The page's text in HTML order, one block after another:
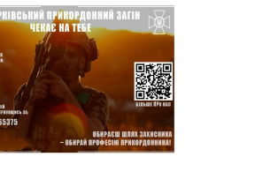
Захищав кордон до
останнього подиху:
пам’яті полеглого
прикордонника
Олександра Кичаня
(ВІДЕО)
Від штанги до «крил»: як
спорт і характер